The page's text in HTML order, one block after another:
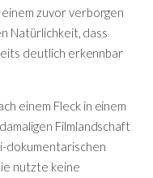
zuvor verborgen
Natürlichkeit, dass
deutlich erkennbar
einem Fleck in einem
Filmlandschaft
dokumentarischen
nutzte keine